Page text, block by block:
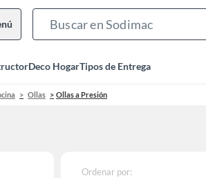
Deco HogarTipos de Entrega
Ollas Ollas a Presión
Ordenar por: